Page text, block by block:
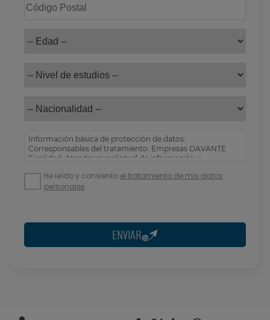
Información básica de protección de datos:
Corresponsables del tratamiento: Empresas DAVANTE
Finalidad: Atender su solicitud de información y
Derechos: Puede acceder, rectificar y suprimir sus
datos, así como otros derechos tal y como se explica en
He leído y consiento el tratamiento de mis datos
personales
ENVIAR